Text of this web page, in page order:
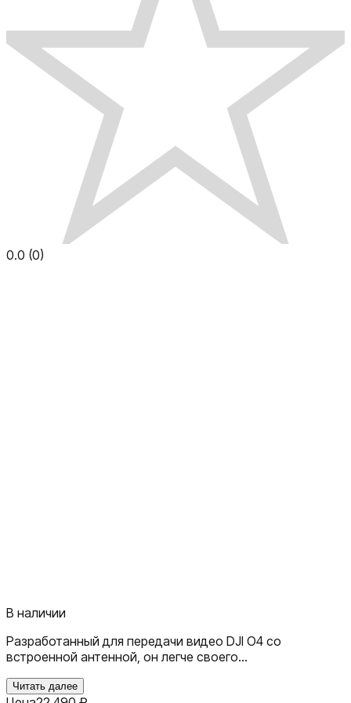
0.0 (0)
В наличии
Разработанный для передачи видео DJI O4 со
встроенной антенной, он легче своего
работы. Стики управления выдвинуты на 2 мм, что
Читать далее